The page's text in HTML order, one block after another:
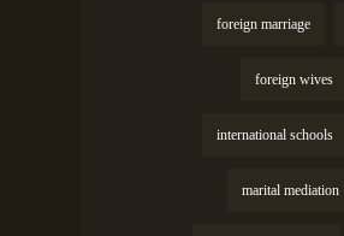
foreign marriage
foreign wives
international schools
marital mediation